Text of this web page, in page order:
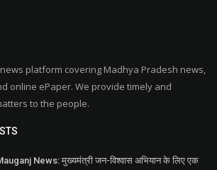
platform covering Madhya Pradesh news,
online ePaper. We provide timely and
to the people.
News: मुख्यमंत्री जन-विश्वास अभियान के लिए एक